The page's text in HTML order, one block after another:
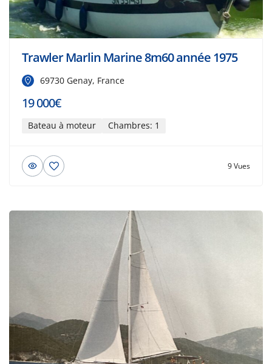
Trawler Marlin Marine 8m60 année 1975
69730 Genay, France
19 000€
Bateau à moteur Chambres: 1
9 Vues